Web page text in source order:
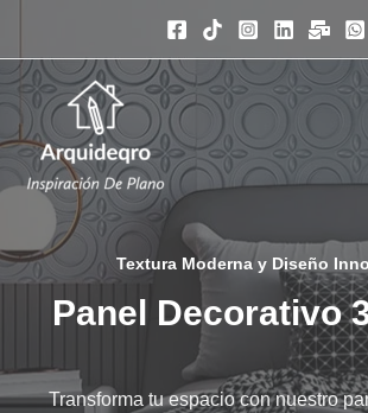
contenido
Textura Moderna y Diseño
Panel Decorativo
Transforma tu espacio con nuestro